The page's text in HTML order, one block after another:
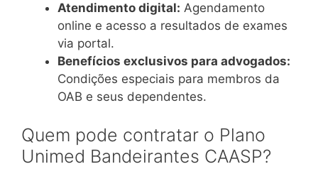
Atendimento digital: Agendamento
online e acesso a resultados de exames
via portal.
Benefícios exclusivos para advogados:
Condições especiais para membros da
OAB e seus dependentes.
Quem pode contratar o Plano
Unimed Bandeirantes CAASP?